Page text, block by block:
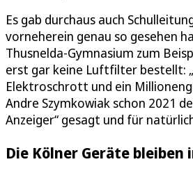
Es gab durchaus auch
vorneherein genau so gesehen
Thusnelda-Gymnasium zum
erst gar keine Luftfilter bestellt:
Elektroschrott und ein
Andre Szymkowiak schon 2021
Anzeiger“ gesagt und für
Die Kölner Geräte bleiben